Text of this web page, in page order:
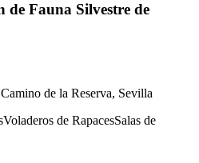
de Fauna Silvestre de
de la Reserva, Sevilla
Voladeros de RapacesSalas de